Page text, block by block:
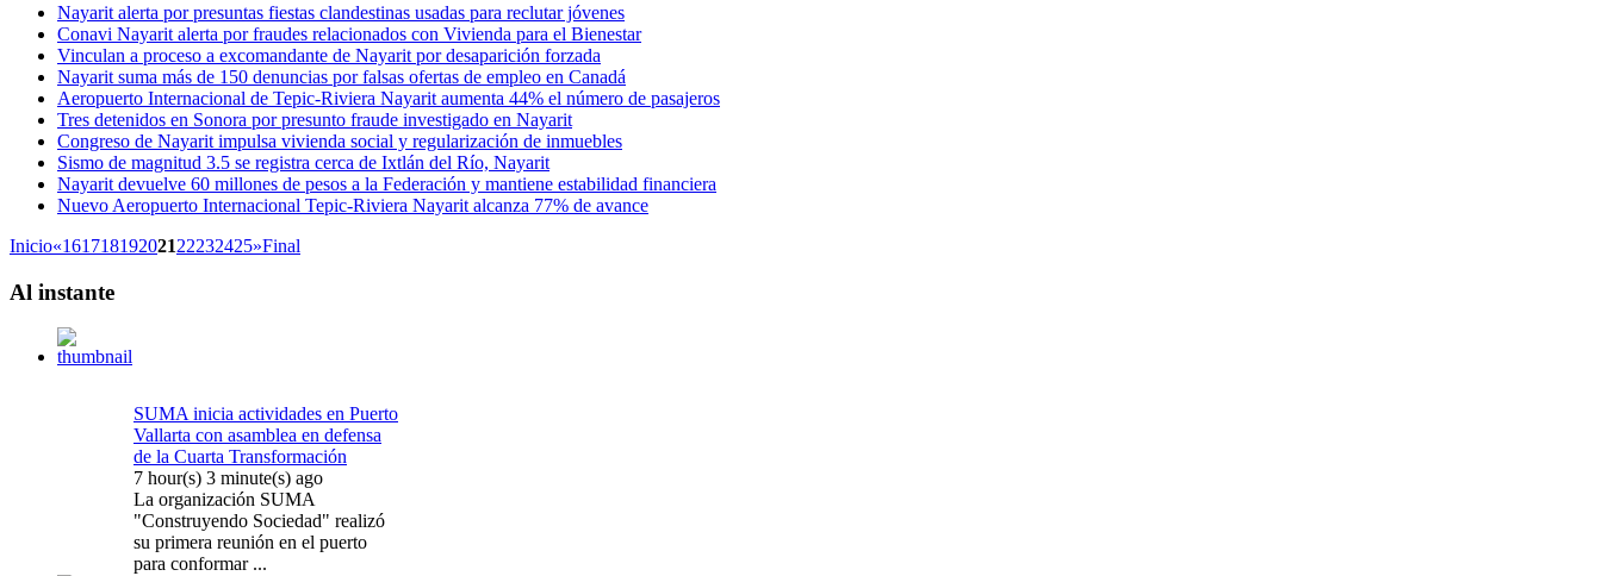
Nayarit alerta por presuntas fiestas clandestinas usadas para reclutar jóvenes
Conavi Nayarit alerta por fraudes relacionados con Vivienda para el Bienestar
Vinculan a proceso a excomandante de Nayarit por desaparición forzada
Nayarit suma más de 150 denuncias por falsas ofertas de empleo en Canadá
Aeropuerto Internacional de Tepic-Riviera Nayarit aumenta 44% el número de pasajeros
Tres detenidos en Sonora por presunto fraude investigado en Nayarit
Congreso de Nayarit impulsa vivienda social y regularización de inmuebles
Sismo de magnitud 3.5 se registra cerca de Ixtlán del Río, Nayarit
Nayarit devuelve 60 millones de pesos a la Federación y mantiene estabilidad financiera
Nuevo Aeropuerto Internacional Tepic-Riviera Nayarit alcanza 77% de avance
Inicio«16171819202122232425»Final
Al instante
SUMA inicia actividades en Puerto
Vallarta con asamblea en defensa
de la Cuarta Transformación
7 hour(s) 3 minute(s) ago
La organización SUMA
"Construyendo Sociedad" realizó
su primera reunión en el puerto
para conformar ...